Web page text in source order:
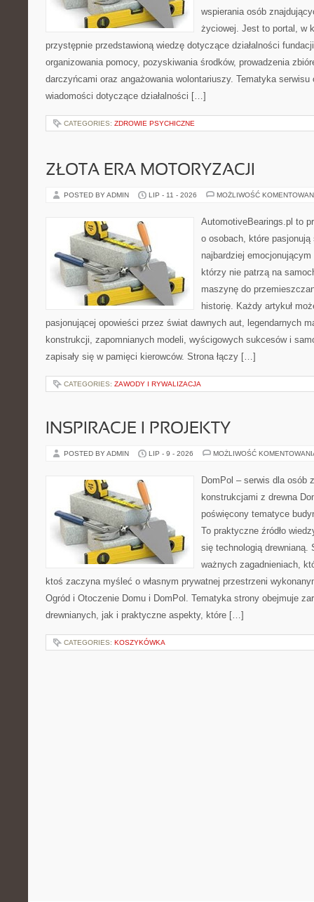
wspierania osób
życiowej. Jest to portal, w
przystępnie przedstawioną wiedzę dotyczące działalności
organizowania pomocy, pozyskiwania środków, prowadzenia
darczyńcami oraz angażowania wolontariuszy. Tematyka
wiadomości dotyczące działalności […]
CATEGORIES: ZDROWIE PSYCHICZNE
ZŁOTA ERA MOTORYZACJI
POSTED BY ADMIN LIP - 11 - 2026 MOŻLIWOŚĆ
AutomotiveBearings.pl to
o osobach, które
najbardziej
którzy nie patrzą na
maszynę do
historię. Każdy artykuł
pasjonującej opowieści przez świat dawnych aut, legendarnych
konstrukcji, zapomnianych modeli, wyścigowych sukcesów i
zapisały się w pamięci kierowców. Strona łączy […]
CATEGORIES: ZAWODY I RYWALIZACJA
INSPIRACJE I PROJEKTY
POSTED BY ADMIN LIP - 9 - 2026 MOŻLIWOŚĆ
DomPol – serwis dla osób
konstrukcjami z drewna
poświęcony tematyce
To praktyczne źródło
się technologią drewnianą.
ważnych zagadnieniach,
ktoś zaczyna myśleć o własnym prywatnej przestrzeni
Ogród i Otoczenie Domu i DomPol. Tematyka strony obejmuje
drewnianych, jak i praktyczne aspekty, które […]
CATEGORIES: KOSZYKÓWKA